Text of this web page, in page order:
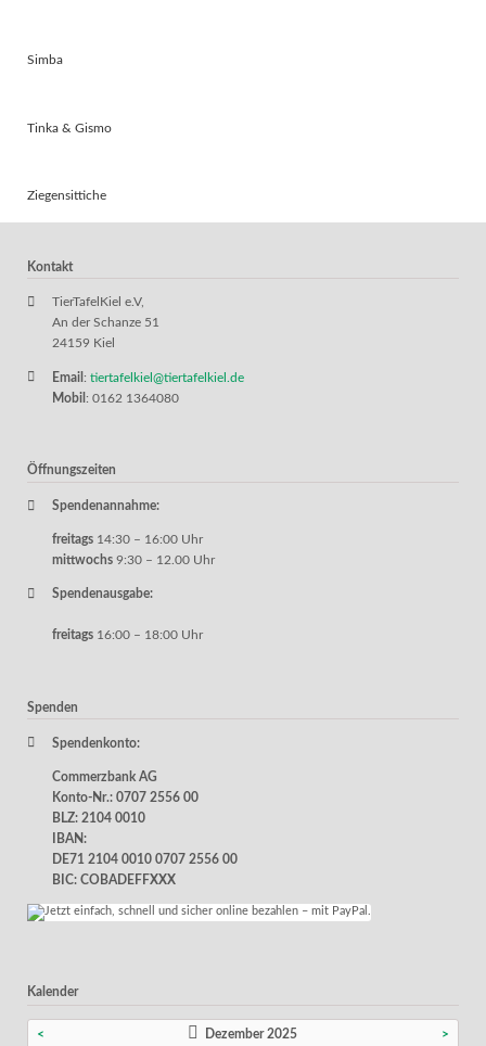
Simba
Tinka & Gismo
Ziegensittiche
Kontakt
TierTafelKiel e.V,
An der Schanze 51
24159 Kiel
Email : tiertafelkiel@tiertafelkiel.de
Mobil : 0162 1364080
Öffnungszeiten
Spendenannahme:
freitags 14:30 – 16:00 Uhr
mittwochs 9:30 – 12.00 Uhr
Spendenausgabe:
freitags 16:00 – 18:00 Uhr
Spenden
Spendenkonto:
Commerzbank AG
Konto-Nr.: 0707 2556 00
BLZ: 2104 0010
IBAN:
DE71 2104 0010 0707 2556 00
BIC: COBADEFFXXX
Kalender
< Dezember 2025 >